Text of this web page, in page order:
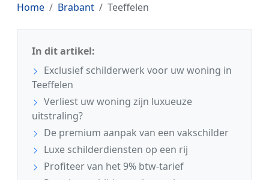
Home Brabant Teeffelen
In dit artikel:
Exclusief schilderwerk voor uw woning in
Teeffelen
Verliest uw woning zijn luxueuze
uitstraling?
De premium aanpak van een vakschilder
Luxe schilderdiensten op een rij
Profiteer van het 9% btw-tarief